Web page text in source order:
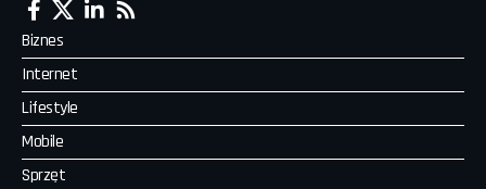
Biznes
Internet
Lifestyle
Mobile
Sprzęt